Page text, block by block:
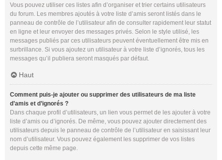
Vous pouvez utiliser ces listes afin d’organiser et trier certains utilisateurs
du forum. Les membres ajoutés à votre liste d’amis seront listés dans le
panneau de contrôle de l’utilisateur afin de consulter rapidement leur statut
en ligne et leur envoyer des messages privés. Selon le style utilisé, les
messages publiés par ces utilisateurs peuvent éventuellement être mis en
surbrillance. Si vous ajoutez un utilisateur à votre liste d’ignorés, tous les
messages qu’il publiera seront masqués par défaut.
Haut
Comment puis-je ajouter ou supprimer des utilisateurs de ma liste
d’amis et d’ignorés ?
Dans chaque profil d’utilisateurs, un lien vous permet de les ajouter à votre
liste d’amis ou d’ignorés. De même, vous pouvez ajouter directement des
utilisateurs depuis le panneau de contrôle de l’utilisateur en saisissant leur
nom d’utilisateur. Vous pouvez également les supprimer de vos listes
depuis cette même page.